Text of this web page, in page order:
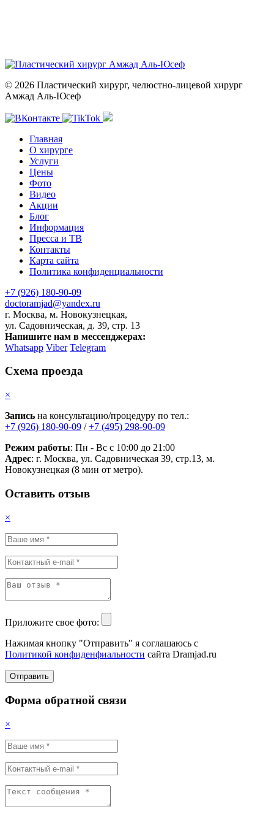
© 2026 Пластический хирург, челюстно-лицевой хирург
Амжад Аль-Юсеф
Главная
О хирурге
Услуги
Цены
Фото
Видео
Акции
Блог
Информация
Пресса и ТВ
Контакты
Карта сайта
Политика конфиденциальности
+7 (926) 180-90-09
doctoramjad@yandex.ru
г. Москва, м. Новокузнецкая,
ул. Садовническая, д. 39, стр. 13
Напишите нам в мессенджерах:
Whatsapp Viber Telegram
Схема проезда
×
Запись на консультацию/процедуру по тел.:
+7 (926) 180-90-09 /+7 (495) 298-90-09
Режим работы: Пн - Вс с 10:00 до 21:00
Адрес: г. Москва, ул. Садовническая 39, стр.13, м.
Новокузнецкая (8 мин от метро).
Оставить отзыв
×
Приложите свое фото:
Нажимая кнопку "Отправить" я соглашаюсь с
Политикой конфиденфиальности сайта Dramjad.ru
Отправить
Форма обратной связи
×